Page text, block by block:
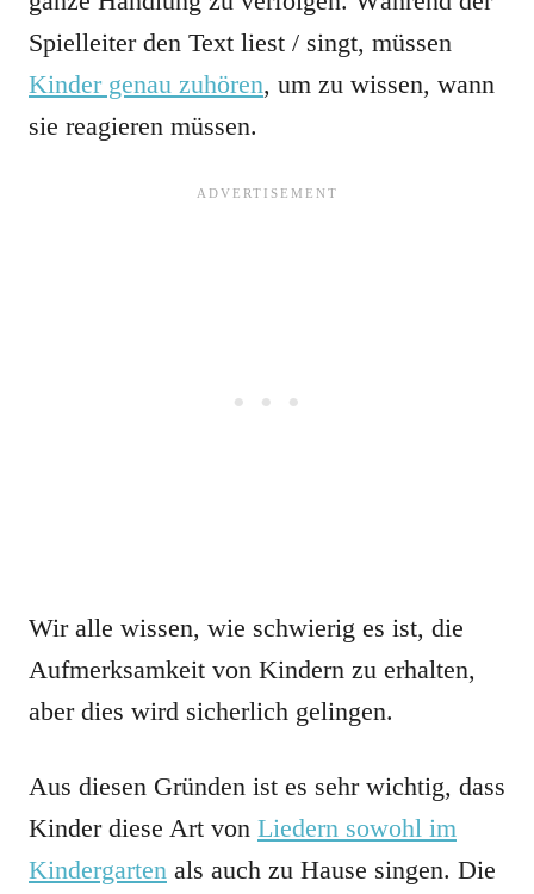
Spielleiter den Text liest / singt, müssen
Kinder genau zuhören, um zu wissen, wann
sie reagieren müssen.
Wir alle wissen, wie schwierig es ist, die
Aufmerksamkeit von Kindern zu erhalten,
aber dies wird sicherlich gelingen.
Aus diesen Gründen ist es sehr wichtig, dass
Kinder diese Art von Liedern sowohl im
Kindergarten als auch zu Hause singen. Die